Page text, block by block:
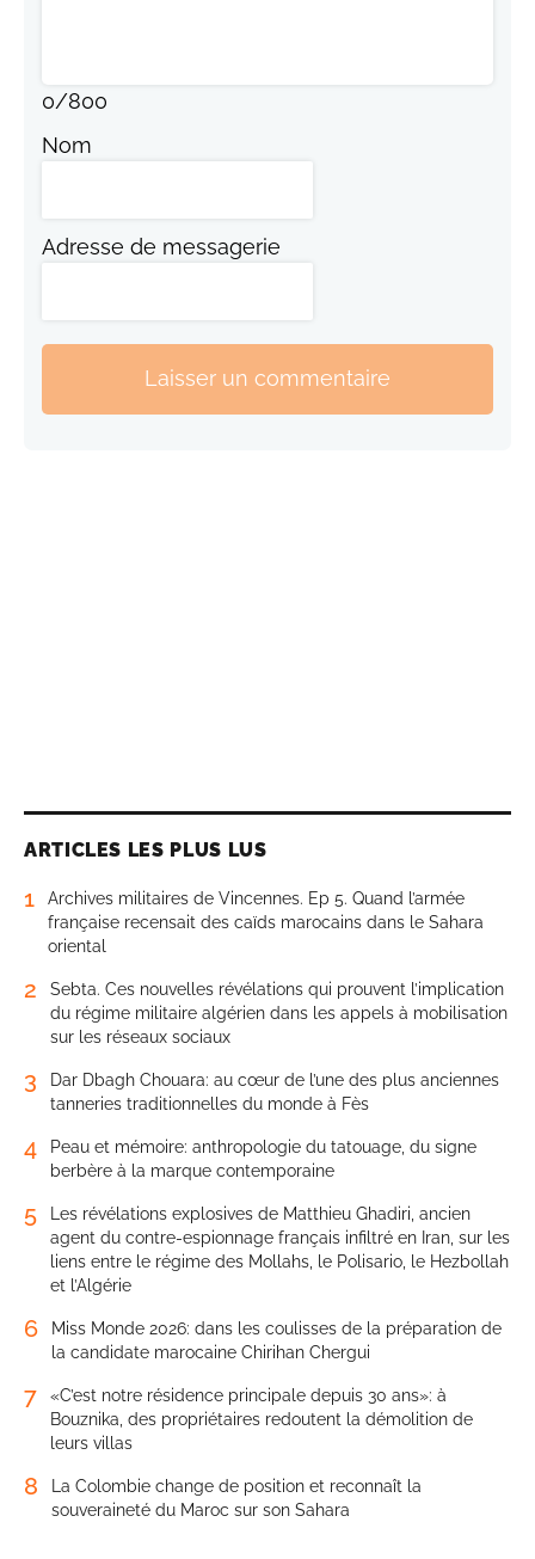
0/800
Nom
Adresse de messagerie
Laisser un commentaire
ARTICLES LES PLUS LUS
1
Archives militaires de Vincennes. Ep 5. Quand l’armée
française recensait des caïds marocains dans le Sahara
oriental
2
Sebta. Ces nouvelles révélations qui prouvent l’implication
du régime militaire algérien dans les appels à mobilisation
sur les réseaux sociaux
3
Dar Dbagh Chouara: au cœur de l’une des plus anciennes
tanneries traditionnelles du monde à Fès
4
Peau et mémoire: anthropologie du tatouage, du signe
berbère à la marque contemporaine
5
Les révélations explosives de Matthieu Ghadiri, ancien
agent du contre-espionnage français infiltré en Iran, sur les
liens entre le régime des Mollahs, le Polisario, le Hezbollah
et l’Algérie
6
Miss Monde 2026: dans les coulisses de la préparation de
la candidate marocaine Chirihan Chergui
7
«C’est notre résidence principale depuis 30 ans»: à
Bouznika, des propriétaires redoutent la démolition de
leurs villas
8
La Colombie change de position et reconnaît la
souveraineté du Maroc sur son Sahara